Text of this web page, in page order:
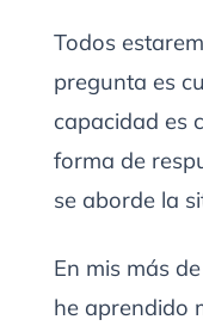
Todos
pregunta es
capacidad es
forma de
se aborde la
En mis más
he aprendido